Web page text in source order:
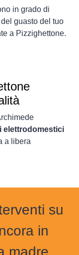
in grado di
guasto del tuo
a Pizzighettone.
elettrodomestici
a libera
su
in